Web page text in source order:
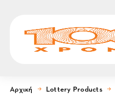
Αρχική Lottery Products